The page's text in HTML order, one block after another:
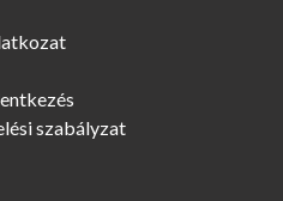
szabályzat